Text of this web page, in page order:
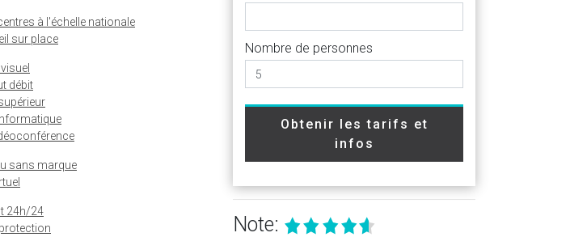
à l'échelle nationale
sur place
débit
sans marque
24h/24
Nombre de personnes
Obtenir les tarifs et
infos
Note: